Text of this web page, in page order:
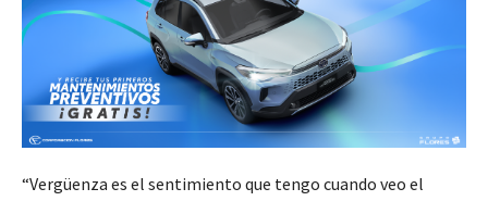
“Vergüenza es el sentimiento que tengo cuando veo el